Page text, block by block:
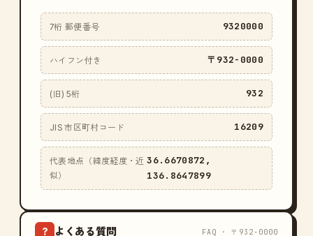
7桁 郵便番号 9320000
ハイフン付き 〒932-0000
(旧) 5桁 932
JIS 市区町村コード 16209
代表地点（緯度経度・近
似）
36.6670872,
136.8647899
? よくある質問 FAQ · 〒932-0000